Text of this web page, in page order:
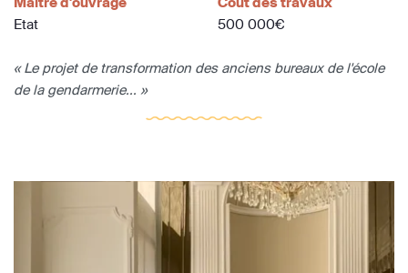
Etat
500 000€
« Le projet de transformation des anciens bureaux de l'école
de la gendarmerie... »